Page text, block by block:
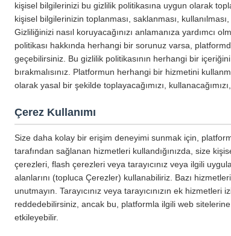
kişisel bilgilerinizi bu gizlilik politikasına uygun olarak
kişisel bilgilerinizin toplanması, saklanması,
Gizliliğinizi nasıl koruyacağınızı anlamanıza yardımcı
politikası hakkında herhangi bir sorunuz varsa,
geçebilirsiniz. Bu gizlilik politikasının herhangi bir
bırakmalısınız. Platformun herhangi bir hizmetini
olarak yasal bir şekilde toplayacağımızı,
Çerez Kullanımı
Size daha kolay bir erişim deneyimi sunmak için,
tarafından sağlanan hizmetleri kullandığınızda, size
çerezleri, flash çerezleri veya tarayıcınız veya ilgili
alanlarını (topluca Çerezler) kullanabiliriz. Bazı
unutmayın. Tarayıcınız veya tarayıcınızın ek
reddedebilirsiniz, ancak bu, platformla ilgili web
etkileyebilir.